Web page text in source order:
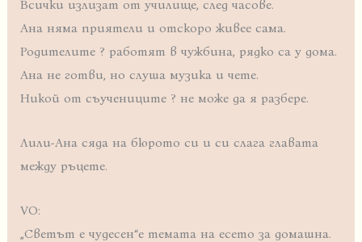
Всички излизат от училище, след часове.
Ана няма приятели и отскоро живее сама.
Родителите ? работят в чужбина, рядко са у дома.
Ана не готви, но слуша музика и чете.
Никой от съучениците ? не може да я разбере.
Лили-Ана сяда на бюрото си и си слага главата
между ръцете.
VO:
„Светът е чудесен“е темата на есето за домашна.